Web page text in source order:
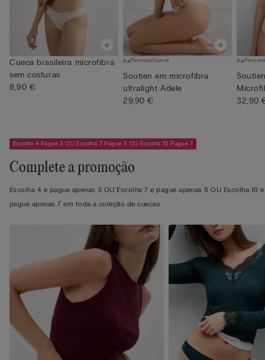
Cueca brasileira microfibra
sem costuras
8,90 €
Personalizável
Soutien em microfibra
ultralight Adele
29,90 €
32,90
Escolha 4 Pague 3 OU Escolha 7 Pague 5 OU Escolha 10 Pague 7
Complete a promoção
Escolha 4 e pague apenas 3 OU Escolha 7 e pague apenas 5 OU Escolha 10 e
pague apenas 7 em toda a coleção de cuecas